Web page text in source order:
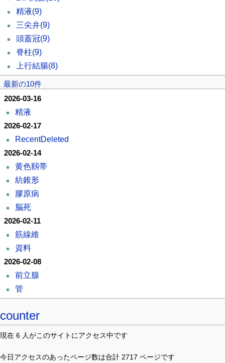
精液(9)
三尖弁(9)
頭蓋冠(9)
脊柱(9)
上行結腸(8)
最新の10件
2026-03-16
精液
2026-02-17
RecentDeleted
2026-02-14
黄色靱帯
紡錐形
膠原病
脳死
2026-02-11
筋線維
資料
2026-02-08
前立腺
管
counter
現在 6 人がこのサイトにアクセス中です
今日アクセスのあったページ数は合計 2717 ページです